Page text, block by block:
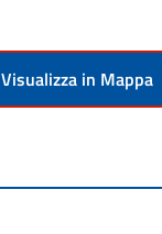
Visualizza in Mappa